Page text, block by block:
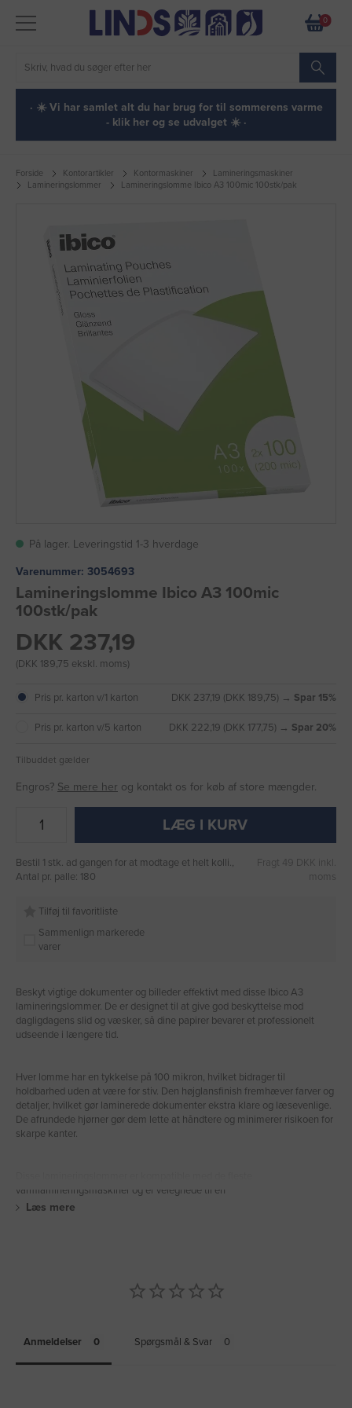
0
· ☀️ Vi har samlet alt du har brug for til sommerens varme
- klik her og se udvalget ☀️ ·
Forside Kontorartikler Kontormaskiner
Lamineringsmaskiner
Lamineringslommer
Lamineringslomme Ibico A3 100mic 100stk/pak
På lager. Leveringstid 1-3 hverdage
Varenummer: 3054693
Lamineringslomme Ibico A3 100mic
100stk/pak
DKK 237,19
(DKK 189,75 ekskl. moms)
Pris pr. karton v/1 karton DKK 237,19 (DKK 189,75) → Spar 15%
Pris pr. karton v/5 karton DKK 222,19 (DKK 177,75) → Spar 20%
Tilbuddet gælder
Engros? Se mere her og kontakt os for køb af store mængder.
LÆG I KURV
Bestil 1 stk. ad gangen for at modtage et helt kolli.,
Antal pr. palle: 180
Fragt 49 DKK inkl.
moms
Tilføj til favoritliste
Sammenlign markerede
varer
Beskyt vigtige dokumenter og billeder effektivt med disse Ibico A3
lamineringslommer. De er designet til at give god beskyttelse mod
dagligdagens slid og væsker, så dine papirer bevarer et professionelt
udseende i længere tid.
Hver lomme har en tykkelse på 100 mikron, hvilket bidrager til
holdbarhed uden at være for stiv. Den højglansfinish fremhæver farver og
detaljer, hvilket gør laminerede dokumenter ekstra klare og læsevenlige.
De afrundede hjørner gør dem lette at håndtere og minimerer risikoen for
skarpe kanter.
varmlamineringsmaskiner og er velegnede til en
Læs mere
Anmeldelser Spørgsmål & Svar